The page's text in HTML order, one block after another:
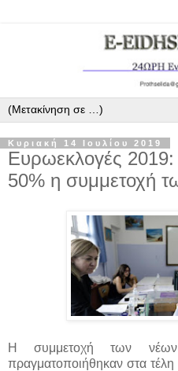
Κυριακή 14 Ιουλίου 2019
Eυρωεκλογές
50% η συμμετοχή
Η συμμετοχή των
πραγματοποιήθηκαν στα